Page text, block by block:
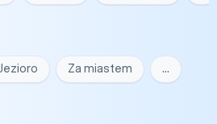
Za miastem …